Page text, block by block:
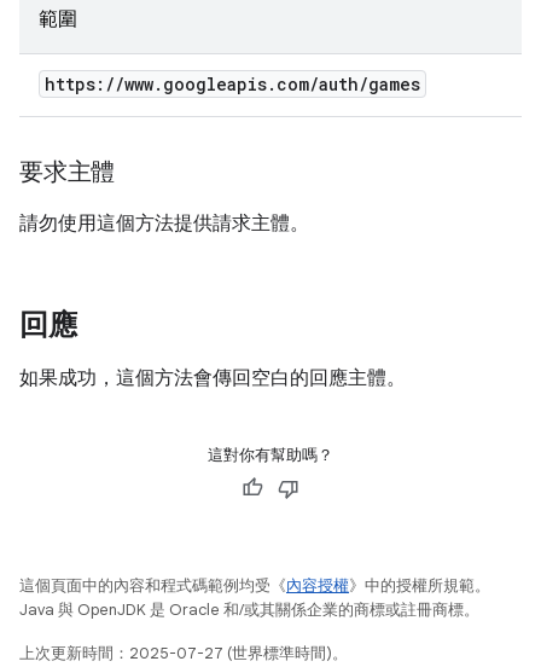
範圍
https: //www. googleapis. com/auth/games
要求主體
請勿使用這個方法提供請求主體。
回應
如果成功，這個方法會傳回空白的回應主體。
這對你有幫助嗎？
這個頁面中的內容和程式碼範例均受《內容授權》中的授權所規範。
Java 與 OpenJDK 是 Oracle 和/或其關係企業的商標或註冊商標。
上次更新時間：2025-07-27 (世界標準時間)。